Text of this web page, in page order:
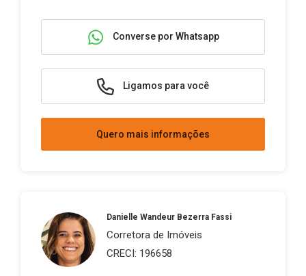
Converse por Whatsapp
Ligamos para você
Quero mais informações
Danielle Wandeur Bezerra Fassi
Corretora de Imóveis
CRECI: 196658